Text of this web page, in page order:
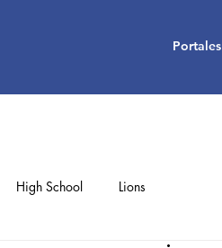
Portales
High School Lions